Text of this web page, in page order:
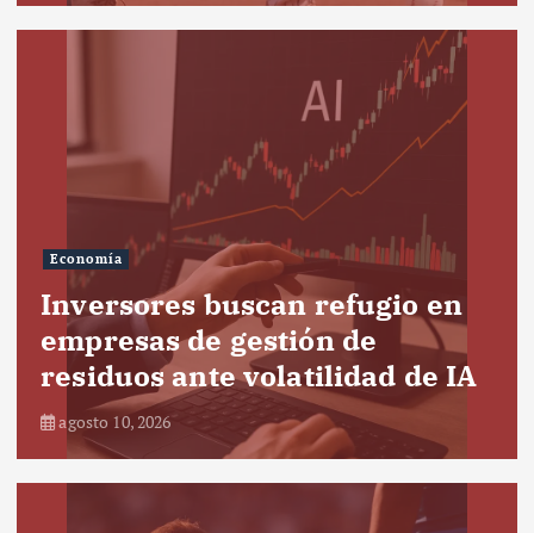
Economía
Inversores buscan refugio en
empresas de gestión de
residuos ante volatilidad de IA
agosto 10, 2026